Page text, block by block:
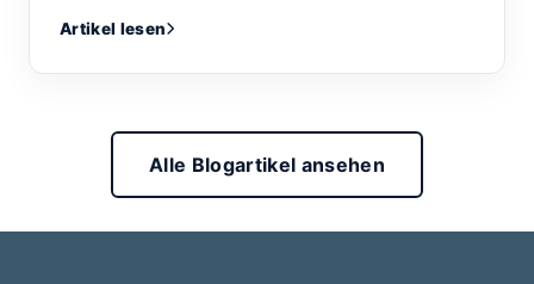
Artikel lesen
Alle Blogartikel ansehen